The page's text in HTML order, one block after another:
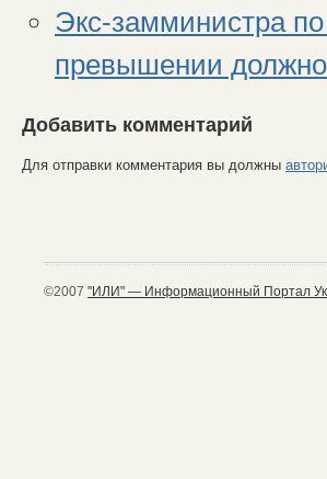
Экс-замминистра
превышении
Добавить комментарий
Для отправки комментария вы должны
©2007 "ИЛИ" — Информационный Портал